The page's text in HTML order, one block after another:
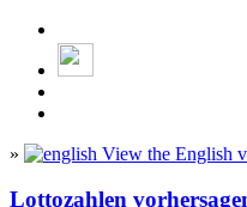
» View the English
Lottozahlen